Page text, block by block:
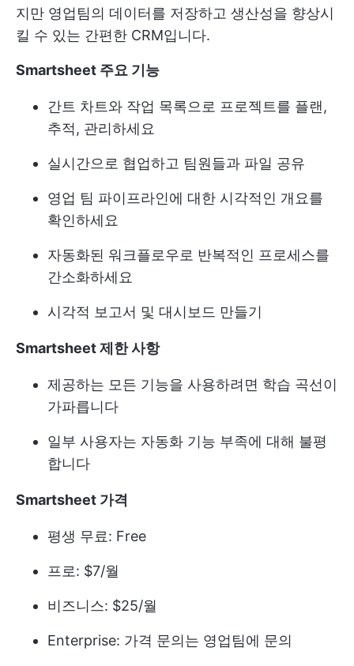
지만 영업팀의 데이터를 저장하고 생산성을 향상시
킬 수 있는 간편한 CRM입니다.
Smartsheet 주요 기능
간트 차트와 작업 목록으로 프로젝트를 플랜,
추적, 관리하세요
실시간으로 협업하고 팀원들과 파일 공유
영업 팀 파이프라인에 대한 시각적인 개요를
확인하세요
자동화된 워크플로우로 반복적인 프로세스를
간소화하세요
시각적 보고서 및 대시보드 만들기
Smartsheet 제한 사항
제공하는 모든 기능을 사용하려면 학습 곡선이
가파릅니다
일부 사용자는 자동화 기능 부족에 대해 불평
합니다
Smartsheet 가격
평생 무료: Free
프로: $7/월
비즈니스: $25/월
Enterprise: 가격 문의는 영업팀에 문의